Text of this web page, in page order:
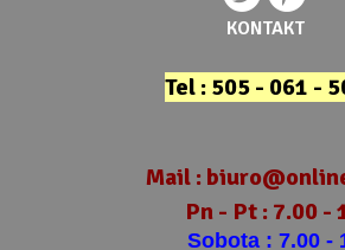
KONTAKT
Tel : 505 - 061 -
Mail :
Pn - Pt : 7.00 -
Sobota : 7.00 -